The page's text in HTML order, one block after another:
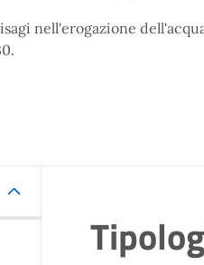
nell'erogazione